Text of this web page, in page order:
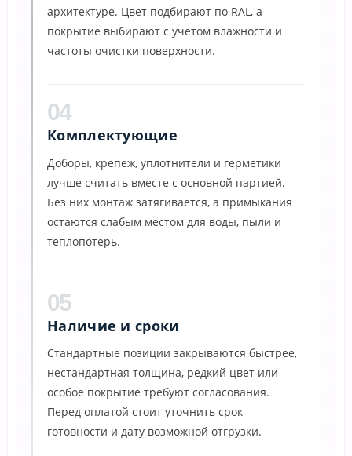
архитектуре. Цвет подбирают по RAL, а
покрытие выбирают с учетом влажности и
частоты очистки поверхности.
04
Комплектующие
Доборы, крепеж, уплотнители и герметики
лучше считать вместе с основной партией.
Без них монтаж затягивается, а примыкания
остаются слабым местом для воды, пыли и
теплопотерь.
05
Наличие и сроки
Стандартные позиции закрываются быстрее,
нестандартная толщина, редкий цвет или
особое покрытие требуют согласования.
Перед оплатой стоит уточнить срок
готовности и дату возможной отгрузки.